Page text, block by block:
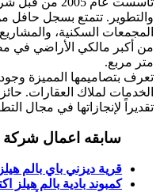
والتطوير. تتمتع بسجل حافل
المجمعات السكنية، والمشاريع
من أكبر مالكي الأراضي في
متر مربع.
تعرف بتصاميمها المميزة
الخدمات لملاك العقارات.
تقديراً لإنجازاتها في مجال
سابقه اعمال شركة
قرية ديزني باي بالم
كمبوند بادية بالم هيلز